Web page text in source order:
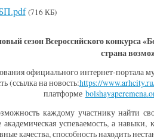
(716 КБ)
сезон Всероссийского
страна
официального интернет-
(ссылка на новость:https://
платформе bolshayaperemena.
каждому участнику найти
успеваемость, а
качества, способность находить